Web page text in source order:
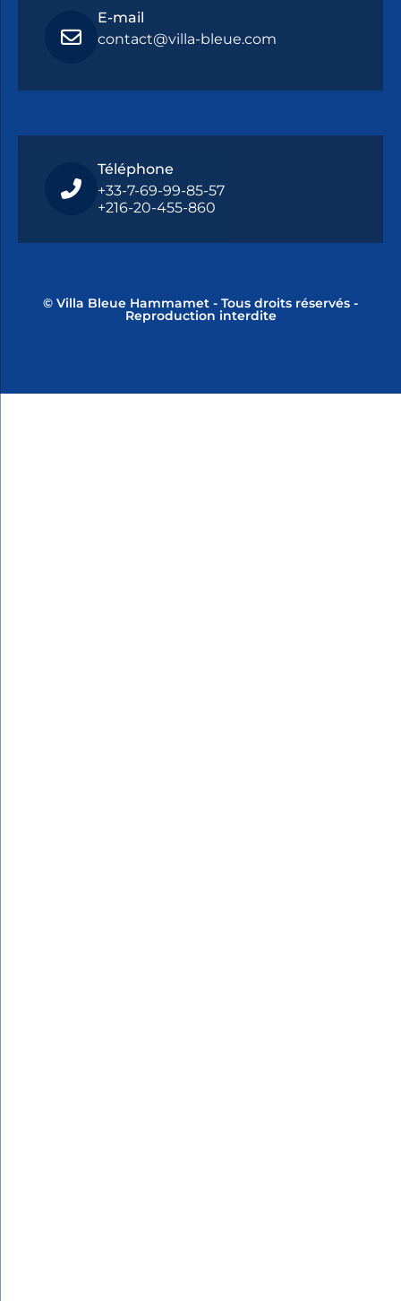
E-mail
contact@villa-bleue.com
Téléphone
+33-7-69-99-85-57
+216-20-455-860
© Villa Bleue Hammamet - Tous droits réservés -
Reproduction interdite